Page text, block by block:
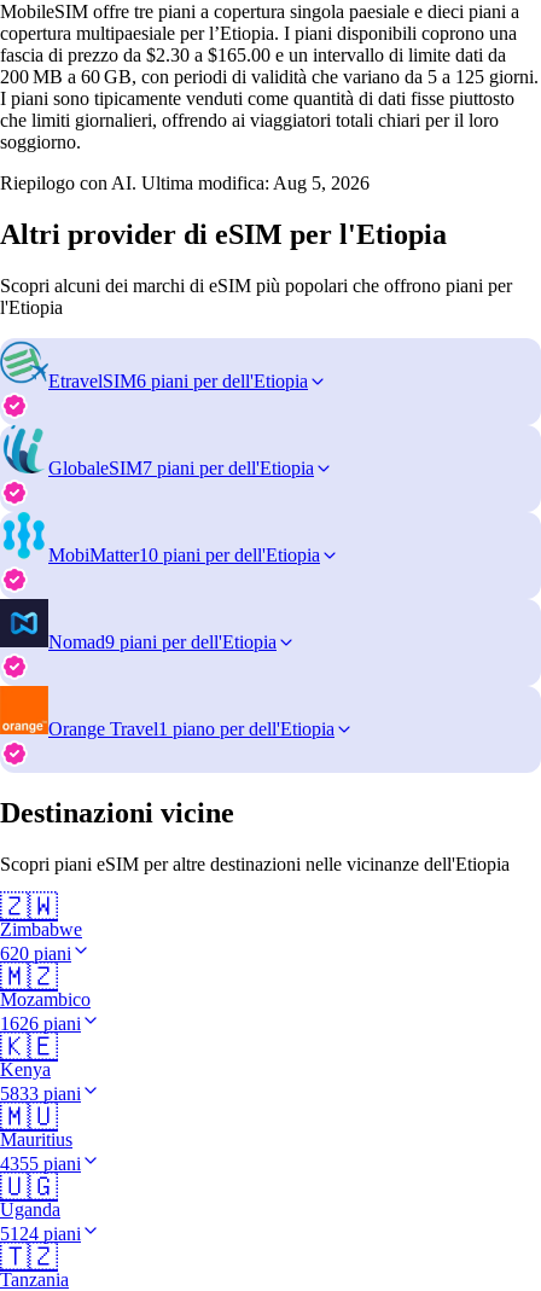
MobileSIM offre tre piani a copertura singola paesiale e dieci piani a
copertura multipaesiale per l’Etiopia. I piani disponibili coprono una
fascia di prezzo da $2.30 a $165.00 e un intervallo di limite dati da
200 MB a 60 GB, con periodi di validità che variano da 5 a 125 giorni.
I piani sono tipicamente venduti come quantità di dati fisse piuttosto
che limiti giornalieri, offrendo ai viaggiatori totali chiari per il loro
soggiorno.
Riepilogo con AI. Ultima modifica: Aug 5, 2026
Altri provider di eSIM per l'Etiopia
Scopri alcuni dei marchi di eSIM più popolari che offrono piani per
l'Etiopia
EtravelSIM6 piani per dell'Etiopia
GlobaleSIM7 piani per dell'Etiopia
MobiMatter10 piani per dell'Etiopia
Nomad9 piani per dell'Etiopia
Orange Travel1 piano per dell'Etiopia
Destinazioni vicine
Scopri piani eSIM per altre destinazioni nelle vicinanze dell'Etiopia
🇿🇼
Zimbabwe
620 piani
🇲🇿
Mozambico
1626 piani
🇰🇪
Kenya
5833 piani
🇲🇺
Mauritius
4355 piani
🇺🇬
Uganda
5124 piani
🇹🇿
Tanzania